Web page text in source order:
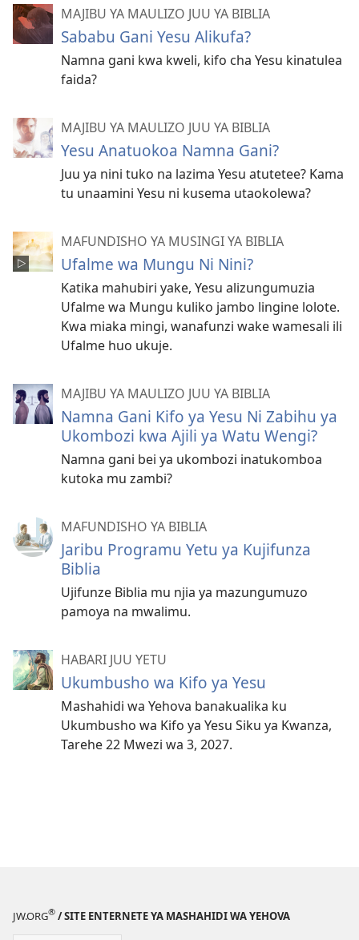
MAJIBU YA MAULIZO JUU YA BIBLIA
Sababu Gani Yesu Alikufa?
Namna gani kwa kweli, kifo cha Yesu kinatulea
faida?
MAJIBU YA MAULIZO JUU YA BIBLIA
Yesu Anatuokoa Namna Gani?
Juu ya nini tuko na lazima Yesu atutetee? Kama
tu unaamini Yesu ni kusema utaokolewa?
MAFUNDISHO YA MUSINGI YA BIBLIA
Ufalme wa Mungu Ni Nini?
Katika mahubiri yake, Yesu alizungumuzia
Ufalme wa Mungu kuliko jambo lingine lolote.
Kwa miaka mingi, wanafunzi wake wamesali ili
Ufalme huo ukuje.
MAJIBU YA MAULIZO JUU YA BIBLIA
Namna Gani Kifo ya Yesu Ni Zabihu ya
Ukombozi kwa Ajili ya Watu Wengi?
Namna gani bei ya ukombozi inatukomboa
kutoka mu zambi?
MAFUNDISHO YA BIBLIA
Jaribu Programu Yetu ya Kujifunza
Biblia
Ujifunze Biblia mu njia ya mazungumuzo
pamoya na mwalimu.
HABARI JUU YETU
Ukumbusho wa Kifo ya Yesu
Mashahidi wa Yehova banakualika ku
Ukumbusho wa Kifo ya Yesu Siku ya Kwanza,
Tarehe 22 Mwezi wa 3, 2027.
JW.ORG® / SITE ENTERNETE YA MASHAHIDI WA YEHOVA